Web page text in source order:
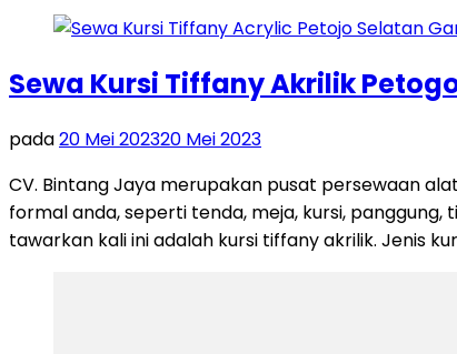
Sewa Kursi Tiffany Akrilik
pada20 Mei 202320 Mei 2023
CV. Bintang Jaya merupakan pusat persewaan
formal anda, seperti tenda, meja, kursi,
tawarkan kali ini adalah kursi tiffany akrilik. Jenis